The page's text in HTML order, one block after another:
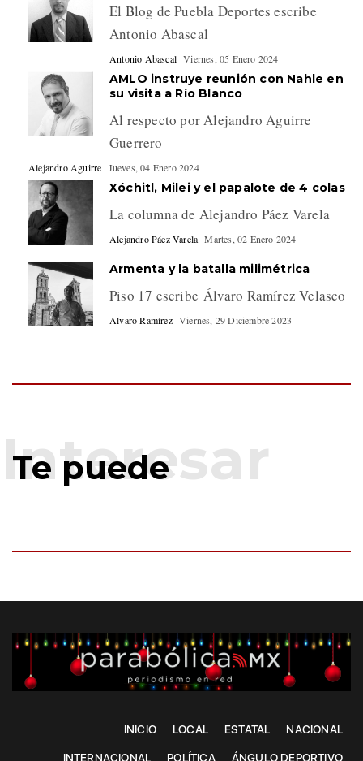
El Blog de Puebla Deportes escribe
Antonio Abascal
Antonio Abascal Viernes, 05 Enero 2024
AMLO instruye reunión con Nahle en
su visita a Río Blanco
Al respecto por Alejandro Aguirre
Guerrero
Alejandro Aguirre Jueves, 04 Enero 2024
Xóchitl, Milei y el papalote de 4 colas
La columna de Alejandro Páez Varela
Alejandro Páez Varela Martes, 02 Enero 2024
Armenta y la batalla milimétrica
Piso 17 escribe Álvaro Ramírez Velasco
Alvaro Ramírez Viernes, 29 Diciembre 2023
Te puede
INICIO LOCAL ESTATAL NACIONAL
INTERNACIONAL POLÍTICA ÁNGULO DEPORTIVO